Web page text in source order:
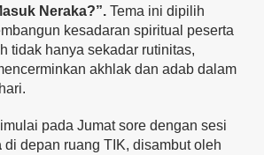
Neraka?”. Tema ini dipilih
kesadaran spiritual peserta
tidak hanya sekadar rutinitas,
akhlak dan adab dalam
hari.
pada Jumatsore dengan sesi
di depan ruang TIK, disambutoleh